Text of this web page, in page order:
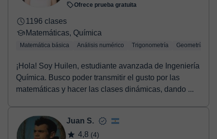
Ofrece prueba gratuita
1196 clases
Matemáticas, Química
Matemática básica Análisis numérico Trigonometría Geometría
¡Hola! Soy Huilen, estudiante avanzada de Ingeniería
Química. Busco poder transmitir el gusto por las
matemáticas y hacer las clases dinámicas, dando ...
Juan S.
4,8 (4)